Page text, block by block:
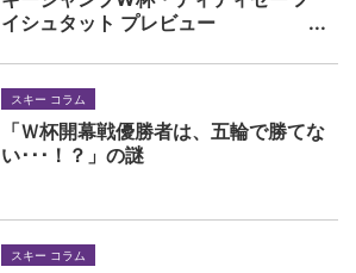
イシュタット プレビュー
スキー コラム
「Ｗ杯開幕戦優勝者は、五輪で勝てな
い･･･！？」の謎
スキー コラム